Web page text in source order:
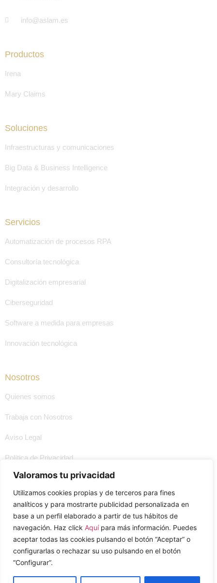
Valoramos tu privacidad
Utilizamos cookies propias y de terceros para fines
analíticos y para mostrarte publicidad personalizada en
base a un perfil elaborado a partir de tus hábitos de
navegación. Haz click Aquípara más información. Puedes
aceptar todas las cookies pulsando el botón “Aceptar” o
configurarlas o rechazar su uso pulsando en el botón
“Configurar”.
info@aslam.es
Productos
Irena
Mary Claims
Soluciones
Infraestructuras y comunicaciones
Big Data & Business Intelligence
Integración y desarrollo
Servicios
Automatización de procesos RPA
Consultoría tecnológica
Digitalización empresarial
Ciberseguridad
Software a medida para empresas
Innovación tecnológica
Nosotros
Quienes somos
Trabaja con Nosotros
Aviso Legal
Política de Privacidad
Politica del Sistema Integrado de Gestión
Política de Cookies
Aslam Ⓒ 2023 - Todos Los Derechos Reservados